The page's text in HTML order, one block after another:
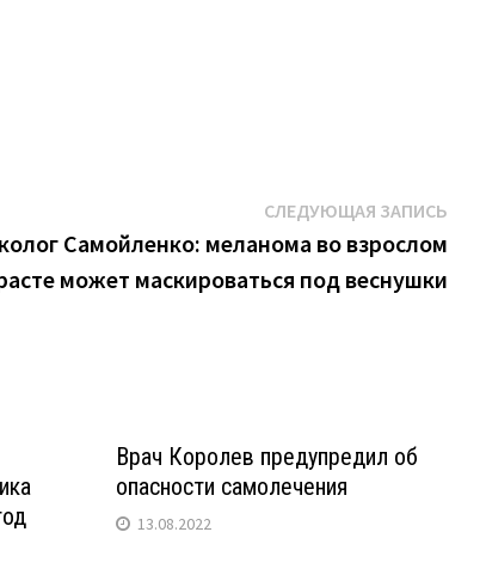
СЛЕДУЮЩАЯ ЗАПИСЬ
Самойленко: меланома во взрослом
может маскироваться под веснушки
Врач Королев предупредил об
опасности самолечения
13.08.2022